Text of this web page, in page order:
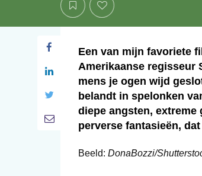
Een van mijn favoriete
Amerikaanse regisseur
mens je ogen wijd
belandt in spelonken
diepe angsten, extreme
perverse fantasieën,
Beeld: DonaBozzi/